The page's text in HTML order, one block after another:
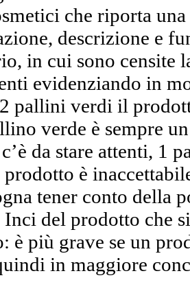
che riporta
descrizione e
in cui sono censite
evidenziando in
pallini verdi il
verde è sempre
da stare attenti, 1
è
tener conto della
Inci del prodotto che
è più grave se un
in maggiore